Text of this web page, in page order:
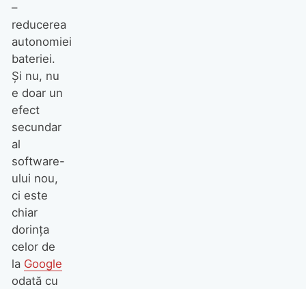
–
reducerea
autonomiei
bateriei.
Și nu, nu
e doar un
efect
secundar
al
software-
ului nou,
ci este
chiar
dorința
celor de
la Google
odată cu